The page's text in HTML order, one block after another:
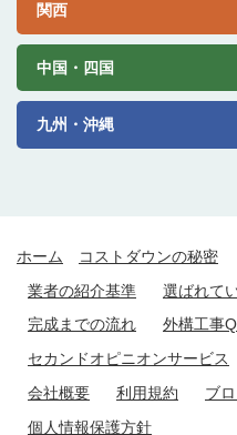
関西
中国・四国
九州・沖縄
ホーム コストダウンの秘密
業者の紹介基準
選ばれて
完成までの流れ
外構工事
セカンドオピニオンサービス
会社概要
利用規約 ブ
個人情報保護方針